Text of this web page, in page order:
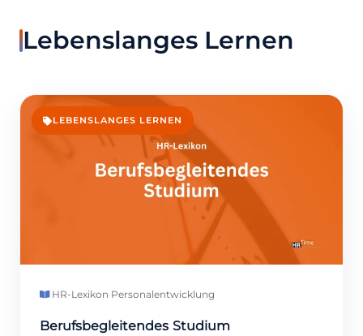
Lebenslanges Lernen
LEBENSLANGES LERNEN
HR-Lexikon·Personalentwicklung
Berufsbegleitendes Studium